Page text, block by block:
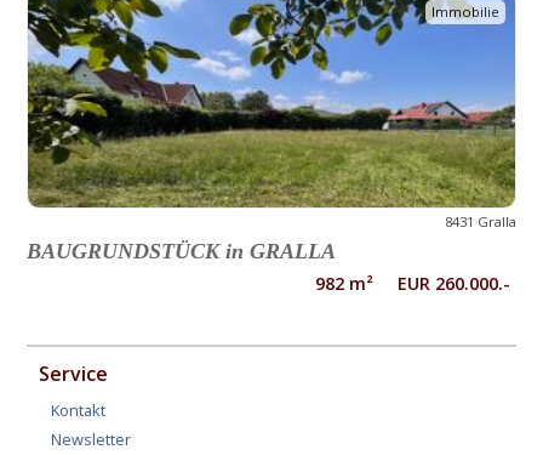
Immobilie
8431 Gralla
BAUGRUNDSTÜCK in GRALLA
982 m² EUR 260.000.-
Service
Kontakt
Newsletter